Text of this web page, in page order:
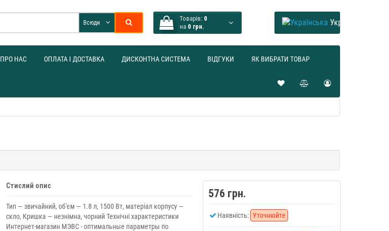
Товарів: 0
на 0 грн.
Всюди Українська
ПРО НАС ОПЛАТА І ДОСТАВКА ДИСКОНТНА СИСТЕМА ВІДГУКИ ЯК ВИБРАТИ ТОВАР
Стислий опис
Тип — звичайний, об'єм — 1.8 л, 1500 Вт, матеріал корпусу —
скло, Кришка — незнімна, чорний Технічні характеристики
Интернет-магазин МЭВС - оптимальные параметры по
576 грн.
Наявність: Уточнюйте